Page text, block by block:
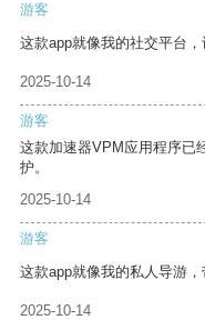
游客
这款app就像我的社交平台
2025-10-14
游客
这款加速器VPM应用程序已
护。
2025-10-14
游客
这款app就像我的私人导游，
2025-10-14